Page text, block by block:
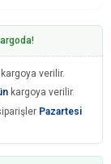
kargoya verilir.
kargoya verilir.
Pazartesi